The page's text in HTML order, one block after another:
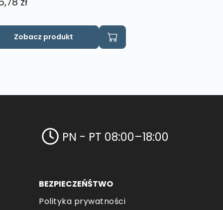
Zobacz produkt
PN - PT 08:00–18:00
BEZPIECZEŃŚTWO
Polityka prywatności